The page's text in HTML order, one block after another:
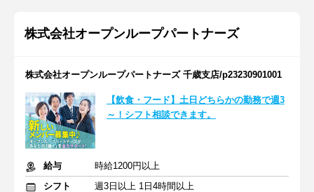
株式会社オープンループパートナーズ
株式会社オープンループパートナーズ 千歳支店/p23230901001
【飲食・フード】土日どちらかの勤務で週3
～！シフト相談できます。
給与
時給1200円以上
シフト
週3日以上 1日4時間以上